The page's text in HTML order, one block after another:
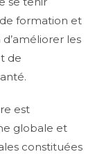
formation et
les
de
est
globale et
constituées